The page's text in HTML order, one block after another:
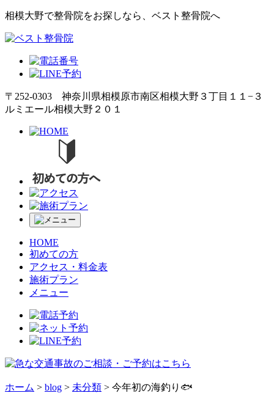
相模大野で整骨院をお探しなら、ベスト整骨院へ
〒252-0303 神奈川県相模原市南区相模大野３丁目１１−３
ルミエール相模大野２０１
HOME
初めての方
アクセス・料金表
施術プラン
メニュー
ホーム > blog > 未分類 > 今年初の海釣り🐟